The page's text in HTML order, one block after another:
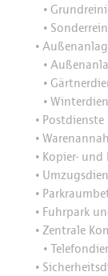
•
•
•
•
•
•
•Postdienste
•
•Kopier- und
•
•
•Fuhrpark
•Zentrale
•
•